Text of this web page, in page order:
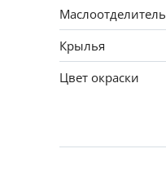
Маслоотделитель
Крылья
Цвет окраски